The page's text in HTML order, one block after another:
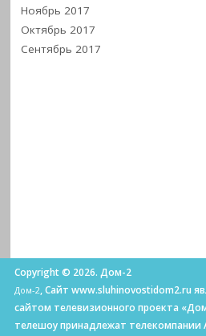
Ноябрь 2017
Октябрь 2017
Сентябрь 2017
Copyright © 2026. Дом-2
Дом-2, Сайт www.sluhinovostidom2.ru
сайтом телевизионного проекта
телешоу принадлежат